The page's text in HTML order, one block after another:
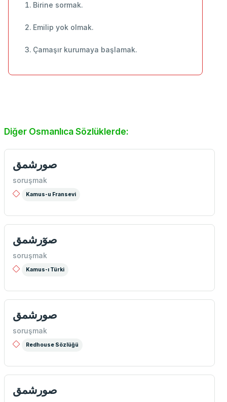
Birine sormak.
Emilip yok olmak.
Çamaşır kurumaya başlamak.
Diğer Osmanlıca Sözlüklerde:
صورشمق
soruşmak
Kamus-u Fransevi
صوٓرشمق
soruşmak
Kamus-ı Türki
صورشمق
soruşmak
Redhouse Sözlüğü
صورشمق